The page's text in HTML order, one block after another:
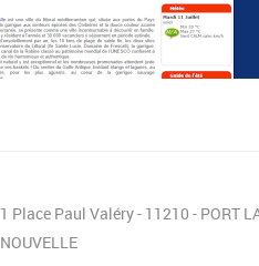
1 Place Paul Valéry - 11210 - PORT
NOUVELLE